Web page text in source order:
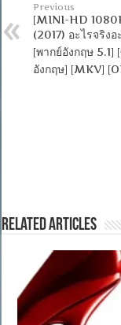
Previous
[MINI-HD
(2017) อะไรจริงอ
[พากย์อังกฤษ 5.1]
อังกฤษ] [MKV]
Related Articles